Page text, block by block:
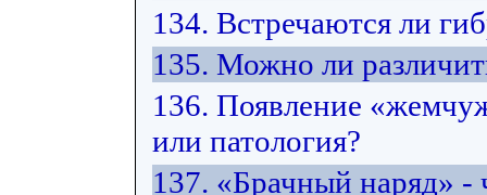
134. Встречаются ли
135. Можно ли
136. Появление
или патология?
137. «Брачный наряд» -